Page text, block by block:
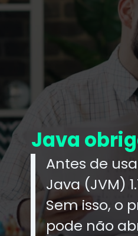
Java
Antes de
Java (JVM)
Sem isso, o
pode não